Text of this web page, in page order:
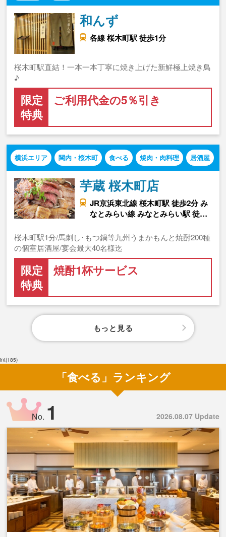
和んず
各線 桜木町駅 徒歩1分
桜木町駅直結！一本一本丁寧に焼き上げた新鮮極上焼き鳥
♪
限定
特典
ご利用代金の5％引き
横浜エリア 関内・桜木町 食べる 焼肉・肉料理 居酒屋
芋蔵 桜木町店
JR京浜東北線 桜木町駅 徒歩2分 み
なとみらい線 みなとみらい駅 徒…
桜木町駅1分/馬刺し･もつ鍋等九州うまかもんと焼酎200種
の個室居酒屋/宴会最大40名様迄
限定
特典
焼酎1杯サービス
もっと見る
int(185)
「食べる」ランキング
2026.08.07 Update
No. 1